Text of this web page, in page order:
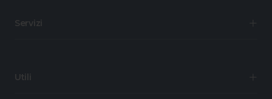
Servizi
Utili